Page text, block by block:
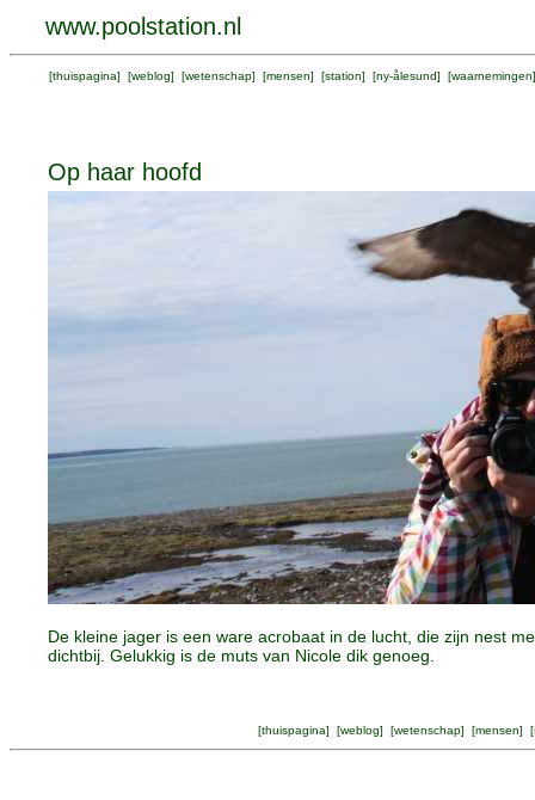
www.poolstation.nl
[thuispagina] [weblog] [wetenschap] [mensen] [station] [ny-ålesund] [waarnemingen
Op haar hoofd
De kleine jager is een ware acrobaat in de lucht, die zijn nest
dichtbij. Gelukkig is de muts van Nicole dik genoeg.
[thuispagina] [weblog] [wetenschap] [mensen] [